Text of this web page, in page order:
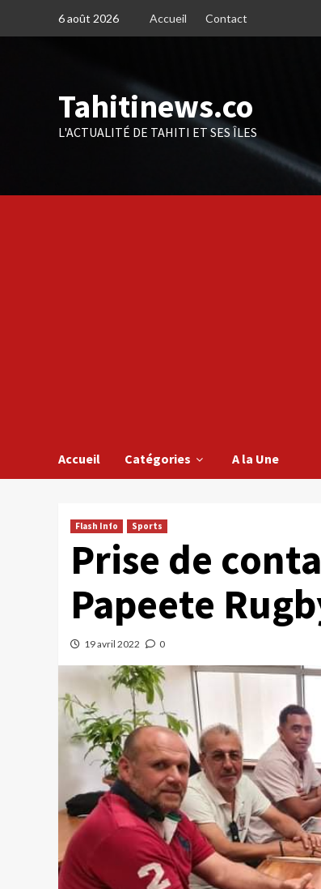
6 août 2026 Accueil Contact
Tahitinews.co
L'ACTUALITÉ DE TAHITI ET SES ÎLES
Accueil Catégories A la Une
Flash Info Sports
Prise de
Papeete
19 avril 2022 0